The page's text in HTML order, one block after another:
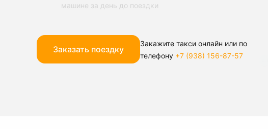
машине за день до поездки
Заказать поездку
Закажите такси онлайн или по
телефону +7 (938) 156-87-57